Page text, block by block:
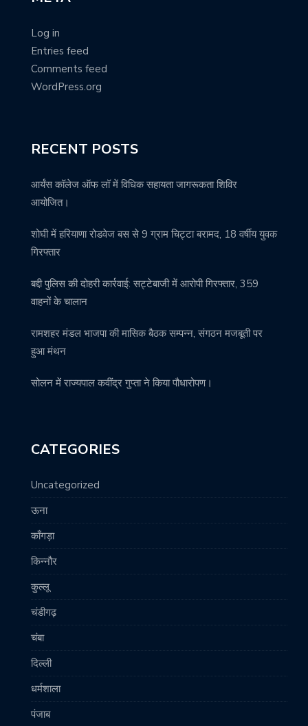
Log in
Entries feed
Comments feed
WordPress.org
RECENT POSTS
आर्यंस कॉलेज ऑफ लॉ में विधिक सहायता जागरूकता शिविर
आयोजित।
शोघी में हरियाणा रोडवेज बस से 9 ग्राम चिट्टा बरामद, 18 वर्षीय युवक
गिरफ्तार
बद्दी पुलिस की दोहरी कार्रवाई: सट्टेबाजी में आरोपी गिरफ्तार, 359
वाहनों के चालान
रामशहर मंडल भाजपा की मासिक बैठक सम्पन्न, संगठन मजबूती पर
हुआ मंथन
सोलन में राज्यपाल कवींद्र गुप्ता ने किया पौधारोपण।
CATEGORIES
Uncategorized
ऊना
काँगड़ा
किन्नौर
कुल्लू
चंडीगढ़
चंबा
दिल्ली
धर्मशाला
पंजाब